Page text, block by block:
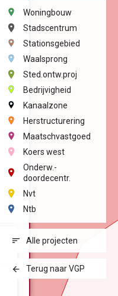
Woningbouw
Stadscentrum
Stationsgebied
Waalsprong
Sted.ontw.proj
Bedrijvigheid
Kanaalzone
Herstructurering
Maatschvastgoed
Koers west
Onderw.-
doordecentr.
Nvt
Ntb
Alle projecten
Terug naar VGP